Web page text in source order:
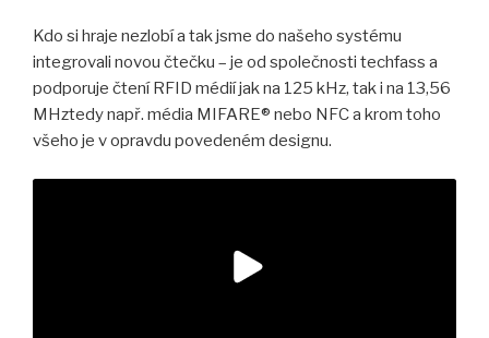
Kdo si hraje nezlobí a tak jsme do našeho systému
integrovali novou čtečku – je od společnosti techfass a
podporuje čtení RFID médií jak na 125 kHz, tak i na 13,56
MHztedy např. média MIFARE® nebo NFC a krom toho
všeho je v opravdu povedeném designu.